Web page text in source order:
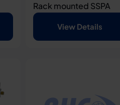
Rack mounted SSPA
View Details